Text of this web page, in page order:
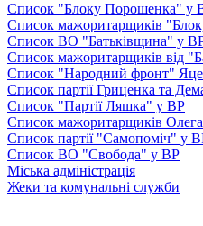
Список "Блоку Порошенка" у
Список мажоритарщиків
Список ВО "Батьківщина" у
Список мажоритарщиків від
Список "Народний фронт"
Список партії Гриценка та
Список "Партії Ляшка" у ВР
Список мажоритарщиків
Список партії "Самопоміч" у
Список ВО "Свобода" у ВР
Міська адміністрація
Жеки та комунальні служби